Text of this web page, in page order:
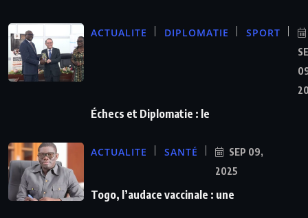
ACTUALITE DIPLOMATIE SPORT
Échecs et Diplomatie : le
ACTUALITE SANTÉ
SEP 09,
2025
Togo, l’audace vaccinale : une